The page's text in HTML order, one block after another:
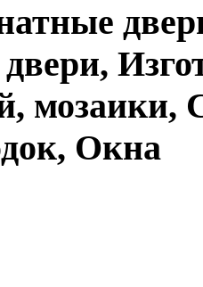
мозаики,
Окна